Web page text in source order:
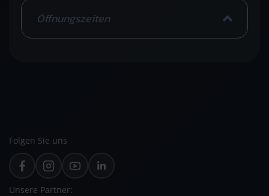
Öffnungszeiten
Folgen Sie uns
Unsere Partner: